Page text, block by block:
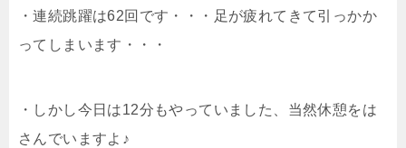
・連続跳躍は62回です・・・足が疲れてきて引っかか
ってしまいます・・・
・しかし今日は12分もやっていました、当然休憩をは
さんでいますよ♪